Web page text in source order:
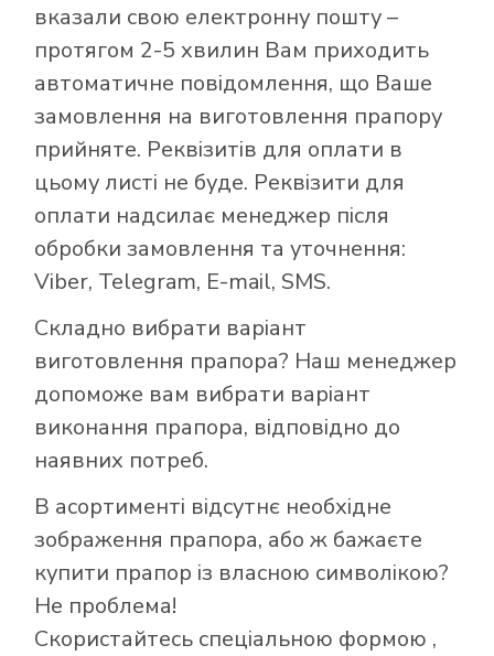
вказали свою електронну пошту –
протягом 2-5 хвилин Вам приходить
автоматичне повідомлення, що Ваше
замовлення на виготовлення прапору
прийняте. Реквізитів для оплати в
цьому листі не буде. Реквізити для
оплати надсилає менеджер після
обробки замовлення та уточнення:
Viber, Telegram, E-mail, SMS.
Складно вибрати варіант
виготовлення прапора? Наш менеджер
допоможе вам вибрати варіант
виконання прапора, відповідно до
наявних потреб.
В асортименті відсутнє необхідне
зображення прапора, або ж бажаєте
купити прапор із власною символікою?
Не проблема!
Скористайтесь спеціальною формою ,
Як купити прапор
в інтернет-
магазині Лакор: